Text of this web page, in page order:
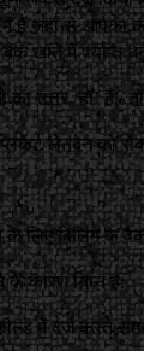
हैं जहाँ से आपका
खाते में पर्याप्त
उत्तर ‘हाँ’ है,
लेनदेन को
लिए बिलिंग के
के कारण निम्न हैं:
में दर्ज करते